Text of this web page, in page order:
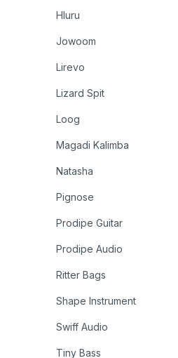
Hluru
Jowoom
Lirevo
Lizard Spit
Loog
Magadi Kalimba
Natasha
Pignose
Prodipe Guitar
Prodipe Audio
Ritter Bags
Shape Instrument
Swiff Audio
Tiny Bass